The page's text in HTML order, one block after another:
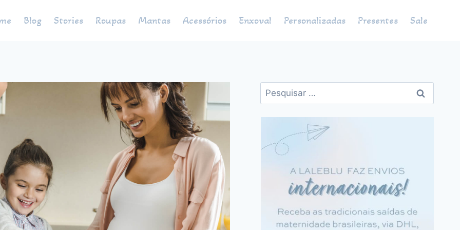
Blog Stories Roupas Mantas Acessórios Enxoval Personalizadas Presentes Sale
Pesquisar
por: